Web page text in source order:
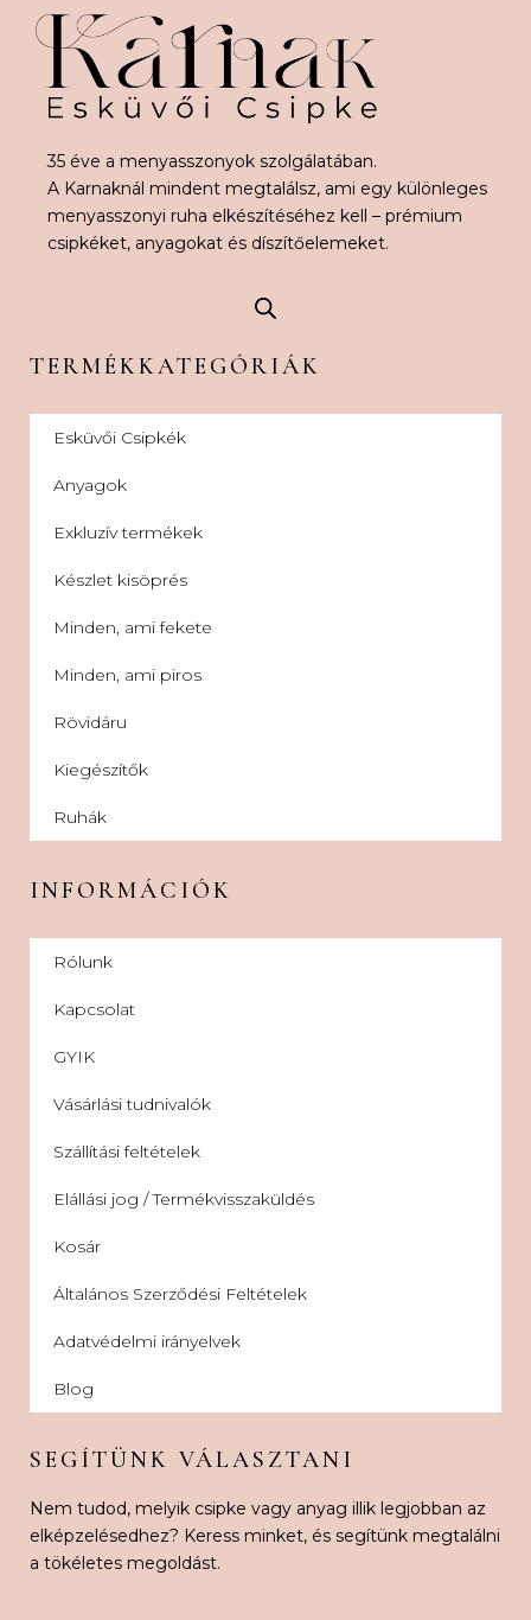
35 éve a menyasszonyok szolgálatában.
A Karnaknál mindent megtalálsz, ami egy különleges
menyasszonyi ruha elkészítéséhez kell – prémium
csipkéket, anyagokat és díszítőelemeket.
TERMÉKKATEGÓRIÁK
Esküvői Csipkék
Anyagok
Exkluzív termékek
Készlet kisöprés
Minden, ami fekete
Minden, ami piros
Rövidáru
Kiegészítők
Ruhák
INFORMÁCIÓK
Rólunk
Kapcsolat
GYIK
Vásárlási tudnivalók
Szállítási feltételek
Elállási jog / Termékvisszaküldés
Kosár
Általános Szerződési Feltételek
Adatvédelmi irányelvek
Blog
SEGÍTÜNK VÁLASZTANI
Nem tudod, melyik csipke vagy anyag illik legjobban az
elképzelésedhez? Keress minket, és segítünk megtalálni
a tökéletes megoldást.